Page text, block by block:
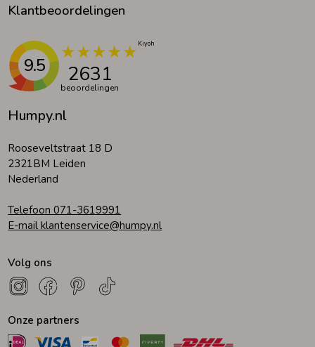
Humpy.nl
Rooseveltstraat 18 D
2321BM Leiden
Nederland
Telefoon 071-3619991
E-mail klantenservice@humpy.nl
Klantbeoordelingen
9.5 2631
beoordelingen
Volg ons
Onze partners